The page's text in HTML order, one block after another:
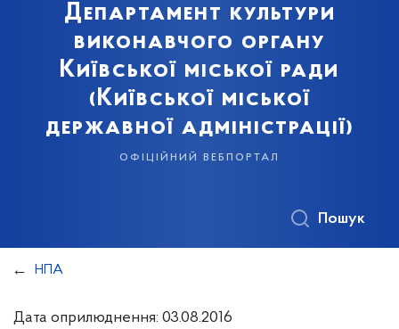
Департамент культури
виконавчого органу
Київської міської ради
(Київської міської
державної адміністрації)
офіційний вебпортал
Пошук
НПА
Дата оприлюднення: 03.08.2016